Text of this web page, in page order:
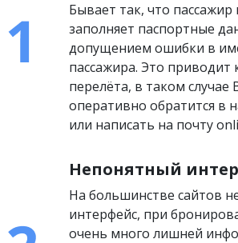
Бывает так, что
заполняет паспортные
допущением ошибки в
пассажира. Это приводит
перелёта, в таком случае
оперативно обратится в
или написать на почту
Непонятный
На большинстве сайтов
интерфейс, при
очень много лишней